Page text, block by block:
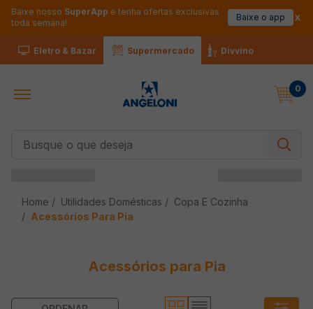
Baixe nosso SuperApp e tenha ofertas exclusivas
toda semana!
Baixe o app
Eletro & Bazar Supermercado Divvino
0
Utilidades Domésticas
Copa E Cozinha
Acessórios Para Pia
Acessórios para Pia